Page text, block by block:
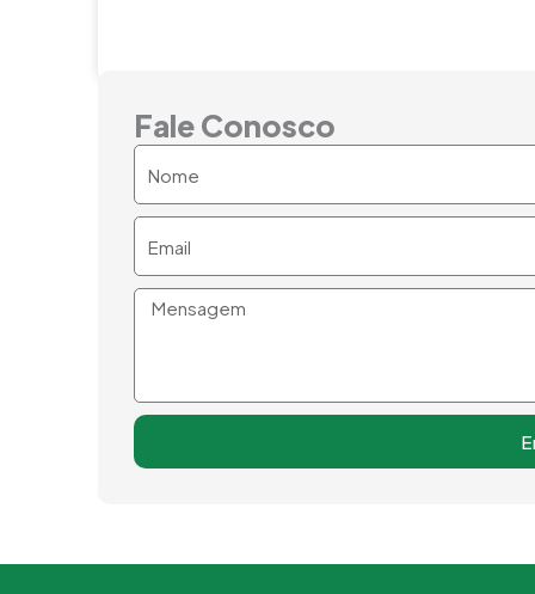
Fale Conosco
Mensagem